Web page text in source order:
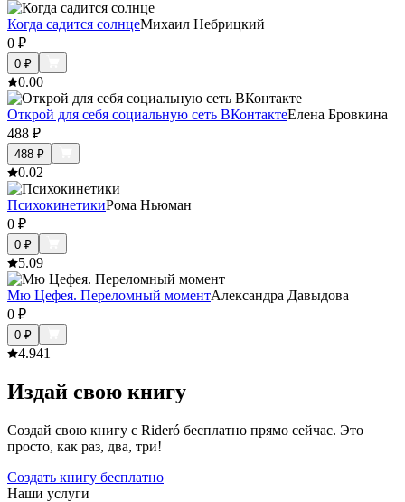
Когда садится солнцеМихаил Небрицкий
0 ₽
0 ₽
0.00
Открой для себя социальную сеть ВКонтактеЕлена Бровкина
488 ₽
488 ₽
0.02
ПсихокинетикиРома Ньюман
0 ₽
0 ₽
5.09
Мю Цефея. Переломный моментАлександра Давыдова
0 ₽
0 ₽
4.941
Издай свою книгу
Создай свою книгу с Rideró бесплатно прямо сейчас. Это
просто, как раз, два, три!
Создать книгу бесплатно
Наши услуги